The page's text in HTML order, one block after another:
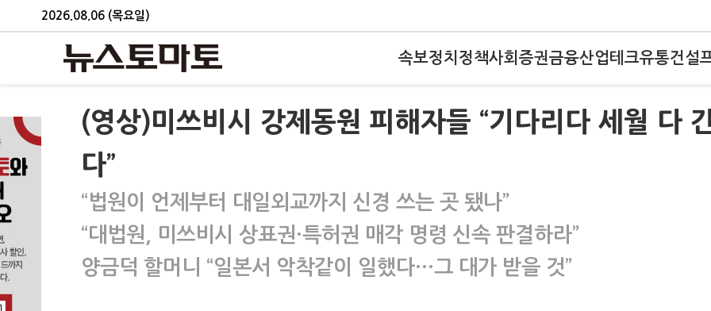
2026.08.06 (목요일)
속보정치 정책사회 증권금융산업테크유통건설
(영상)미쓰비시 강제동원 피해자들 “기다리다 세월 다
다”
“법원이 언제부터 대일외교까지 신경 쓰는 곳 됐나”
“대법원, 미쓰비시 상표권·특허권 매각 명령 신속 판결하라”
양금덕 할머니 “일본서 악착같이 일했다…그 대가 받을 것”